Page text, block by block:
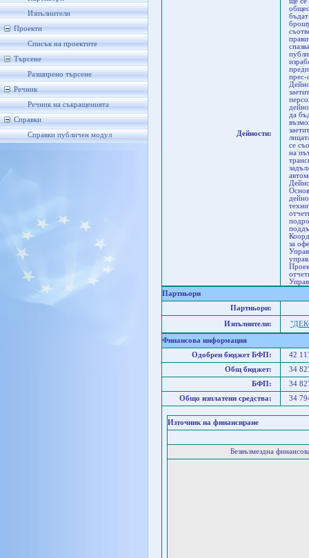
Изпълнители
Проекти
Списък на проектите
Търсене
Разширено търсене
Речник
Речник на съкращенията
Справки
Справки публичен модул
Дейности:
прес-
да
се
на
за
Партньори
Партньори:
Изпълнители:
Финансова информация
Одобрен бюджет БФП:
42
Общ бюджет:
34
БФП:
34
Общо изплатени средства:
34
Източник на финансиране
Безвъзмездна